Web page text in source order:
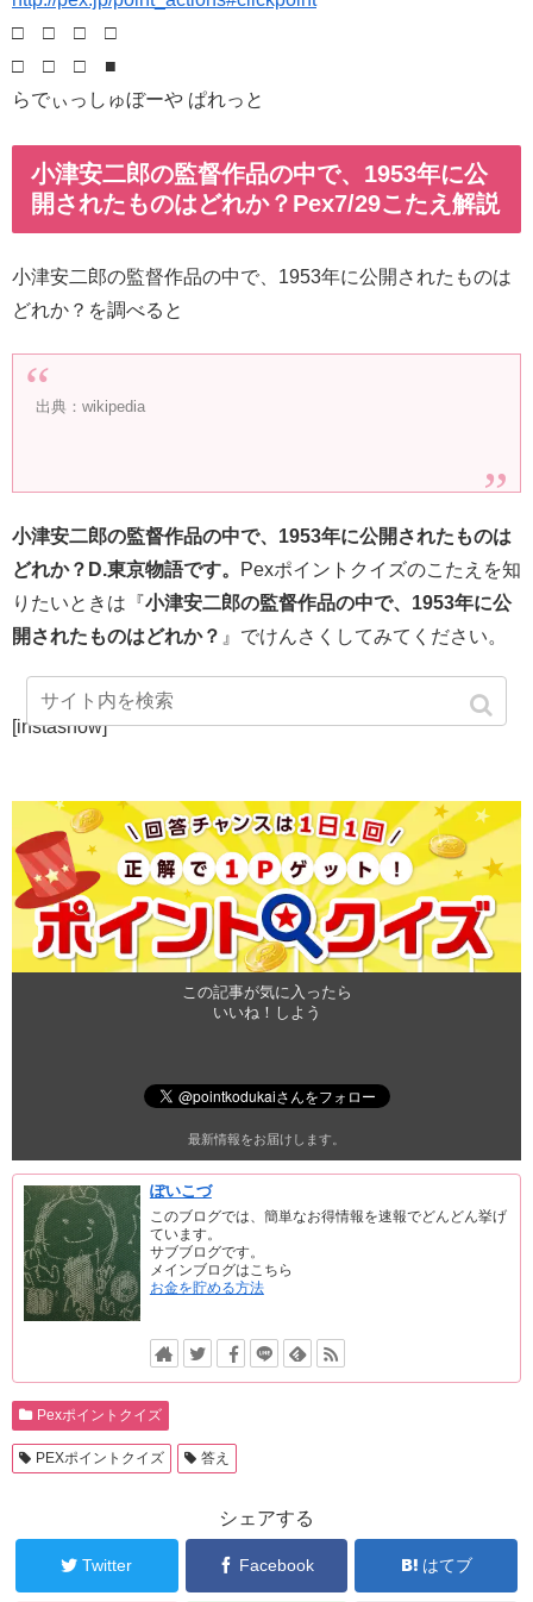
□ □ □ □
□ □ □ ■
らでぃっしゅぼーや ぱれっと
小津安二郎の監督作品の中で、1953年に公
開されたものはどれか？Pex7/29こたえ解説
小津安二郎の監督作品の中で、1953年に公開されたものは
どれか？を調べると
出典：wikipedia
小津安二郎の監督作品の中で、1953年に公開されたものは
どれか？D.東京物語です。
Pexポイントクイズのこたえを知
りたいときは『小津安二郎の監督作品の中で、1953年に公
開されたものはどれか？ 』でけんさくしてみてください。
[instashow]
この記事が気に入ったら
いいね！しよう
最新情報をお届けします。
ぽいこづ
このブログでは、簡単なお得情報を速報でどんどん挙げ
ています。
サブブログです。
メインブログはこちら
お金を貯める方法
Pexポイントクイズ
PEXポイントクイズ 答え
シェアする
Twitter Facebook はてブ